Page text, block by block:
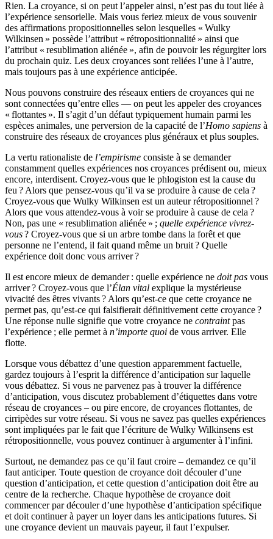
Rien. La croyance, si on peut l’appeler ainsi, n’est pas du tout liée à
l’expérience sensorielle. Mais vous feriez mieux de vous souvenir
des affirmations propositionnelles selon lesquelles « Wulky
Wilkinsen » possède l’attribut « rétropositionnalité » ainsi que
l’attribut « resublimation aliénée », afin de pouvoir les régurgiter lors
du prochain quiz. Les deux croyances sont reliées l’une à l’autre,
mais toujours pas à une expérience anticipée.
Nous pouvons construire des réseaux entiers de croyances qui ne
sont connectées qu’entre elles — on peut les appeler des croyances
« flottantes ». Il s’agit d’un défaut typiquement humain parmi les
espèces animales, une perversion de la capacité de l’Homo sapiens à
construire des réseaux de croyances plus généraux et plus souples.
La vertu rationaliste de l’empirisme consiste à se demander
constamment quelles expériences nos croyances prédisent ou, mieux
encore, interdisent. Croyez-vous que le phlogiston est la cause du
feu ? Alors que pensez-vous qu’il va se produire à cause de cela ?
Croyez-vous que Wulky Wilkinsen est un auteur rétropositionnel ?
Alors que vous attendez-vous à voir se produire à cause de cela ?
Non, pas une « resublimation aliénée » ; quelle expérience vivrez-
vous? Croyez-vous que si un arbre tombe dans la forêt et que
personne ne l’entend, il fait quand même un bruit ? Quelle
expérience doit donc vous arriver ?
Il est encore mieux de demander : quelle expérience ne doit pas vous
arriver ? Croyez-vous que l’Élan vital explique la mystérieuse
vivacité des êtres vivants ? Alors qu’est-ce que cette croyance ne
permet pas, qu’est-ce qui falsifierait définitivement cette croyance ?
Une réponse nulle signifie que votre croyance ne contraintpas
l’expérience ; elle permet à n’importe quoi de vous arriver. Elle
flotte.
Lorsque vous débattez d’une question apparemment factuelle,
gardez toujours à l’esprit la différence d’anticipation sur laquelle
vous débattez. Si vous ne parvenez pas à trouver la différence
d’anticipation, vous discutez probablement d’étiquettes dans votre
réseau de croyances – ou pire encore, de croyances flottantes, de
cirripèdes sur votre réseau. Si vous ne savez pas quelles expériences
sont impliquées par le fait que l’écriture de Wulky Wilkinsens est
rétropositionnelle, vous pouvez continuer à argumenter à l’infini.
Surtout, ne demandez pas ce qu’il faut croire – demandez ce qu’il
faut anticiper. Toute question de croyance doit découler d’une
question d’anticipation, et cette question d’anticipation doit être au
centre de la recherche. Chaque hypothèse de croyance doit
commencer par découler d’une hypothèse d’anticipation spécifique
et doit continuer à payer un loyer dans les anticipations futures. Si
une croyance devient un mauvais payeur, il faut l’expulser.